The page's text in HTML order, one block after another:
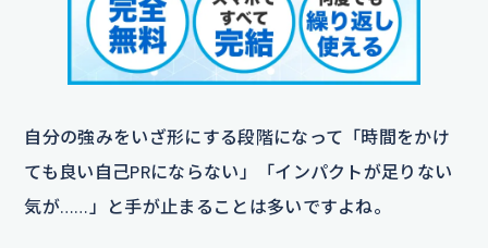
自分の強みをいざ形にする段階になって「時間をかけ
ても良い自己PRにならない」「インパクトが足りない
気が……」と手が止まることは多いですよね。